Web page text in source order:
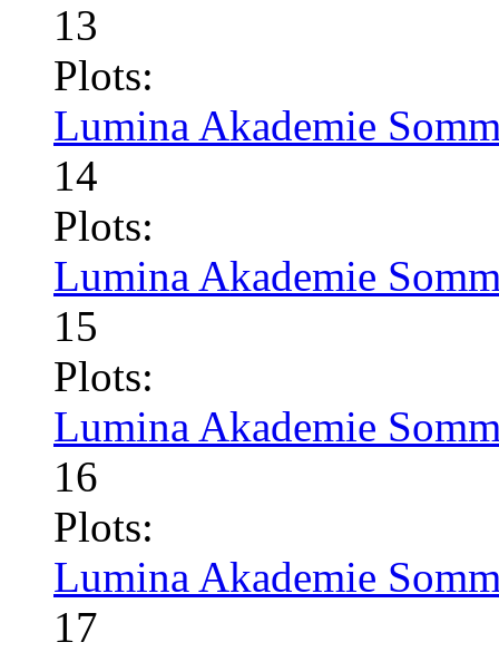
13
Plots:
Lumina Akademie
14
Plots:
Lumina Akademie
15
Plots:
Lumina Akademie
16
Plots:
Lumina Akademie
17